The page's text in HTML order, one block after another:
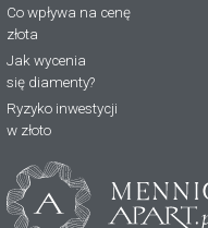
Co wpływa na cenę
złota
Jak wycenia
się diamenty?
Ryzyko inwestycji
w złoto